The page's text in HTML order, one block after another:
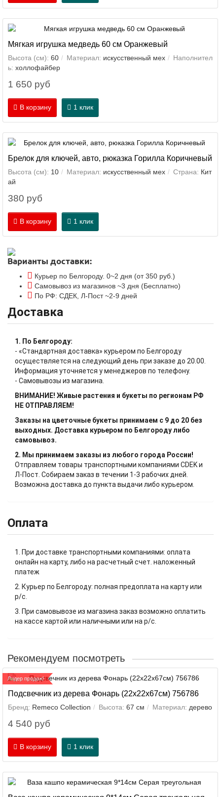
Мягкая игрушка медведь 60 см Оранжевый
Высота (см): 60 Материал: искусственный мех
Наполнител
ь: холлофайбер
1 650 руб
В корзину 1 клик
Брелок для ключей, авто, рюказка Горилла Коричневый
Высота (см): 10 Материал: искусственный мех Страна: Кит
ай
380 руб
В корзину 1 клик
Варианты доставки:
Курьер по Белгороду. 0~2 дня (от 350 руб.)
Самовывоз из магазинов ~3 дня (Бесплатно)
По РФ: СДЕК, Л-Пост ~2-9 дней
Доставка
1. По Белгороду:
- «Стандартная доставка» курьером по Белгороду
осуществляется на следующий день при заказе до 20.00.
Информация уточняется у менеджеров по телефону.
- Самовывозы из магазина.
ВНИМАНИЕ! Живые растения и букеты по регионам РФ
НЕ ОТПРАВЛЯЕМ!
Заказы на цветочные букеты принимаем с 9 до 20 без
выходных. Доставка курьером по Белгороду либо
самовывоз.
2. Мы принимаем заказы из любого города России!
Отправляем товары транспортными компаниями CDEK и
Л-Пост. Собираем заказ в течении 1-3 рабочих дней.
Возможна доставка до пункта выдачи либо курьером.
Оплата
1. При доставке транспортными компаниями: оплата
онлайн на карту, либо на расчетный счет. наложенный
платеж
2. Курьер по Белгороду: полная предоплата на карту или
р/с.
3. При самовывозе из магазина заказ возможно оплатить
на кассе картой или наличными или на р/с.
Рекомендуем посмотреть
Лидер продаж!
Подсвечник из дерева Фонарь (22х22х67см) 756786
Бренд: Remeco Collection Высота: 67 см Материал: дерево
4 540 руб
В корзину 1 клик